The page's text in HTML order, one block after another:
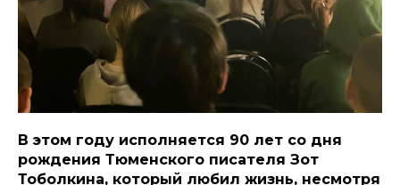
В этом году исполняется 90 лет со дня
рождения Тюменского писателя Зот
Тоболкина, который любил жизнь, несмотря